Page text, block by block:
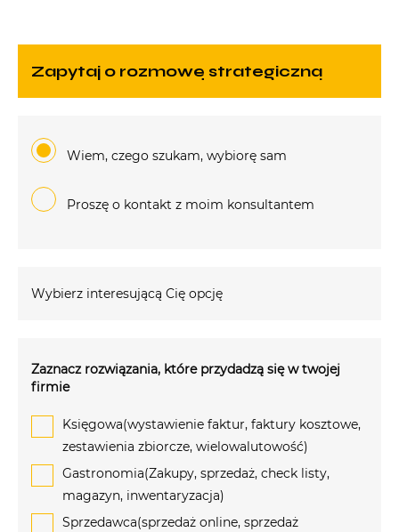
zapytaj o rozmowę strategiczną
Wiem, czego szukam, wybiorę sam
Proszę o kontakt z moim konsultantem
Wybierz interesującą Cię opcję
Zaznacz rozwiązania, które przydadzą się w twojej
firmie
Księgowa(wystawienie faktur, faktury kosztowe,
zestawienia zbiorcze, wielowalutowość)
Gastronomia(Zakupy, sprzedaż, check listy,
magazyn, inwentaryzacja)
Sprzedawca(sprzedaż online, sprzedaż